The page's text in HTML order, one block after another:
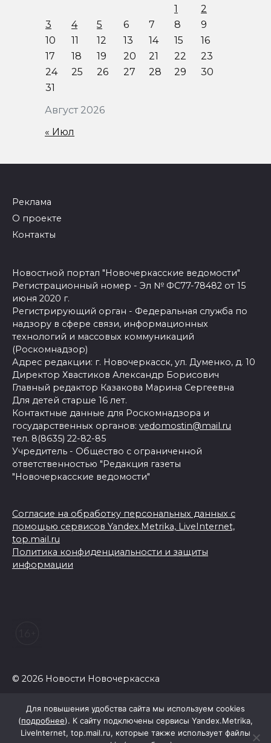
Август 2026
1
2
3
4 5 6 7 8
9
10
11 12 13 14 15
16
17
18 19 20 21 22
23
24
25 26 27 28 29
30
31
« Июл
Реклама
О проекте
Контакты
Новостной портал "Новочеркасские ведомости"
Регистрационный номер - Эл № ФС77-78482 от 15
июня 2020 г.
Регистрирующий орган - Федеральная служба по
надзору в сфере связи, информационных
технологий и массовых коммуникаций
(Роскомнадзор)
Адрес редакции: г. Новочеркасск, ул. Думенко, д. 10
Директор Хвастиков Александр Борисович
Главный редактор Казакова Марина Сергеевна
Для детей старше 16 лет.
Контактные данные для Роскомнадзора и
государственных органов: vedomostin@mail.ru
тел. 8(8635) 22-82-85
Учредитель - Общество с ограниченной
ответственностью "Редакция газеты
"Новочеркасские ведомости"
Согласие на обработку персональных данных с
помощью сервисов Yandex.Metrika, LiveInternet,
top.mail.ru
Политика конфиденциальности и защиты
информации
© 2026 Новости Новочеркасска
Для повышения удобства сайта мы используем cookies
(подробнее). К сайту подключены сервисы Yandex.Metrika,
LiveInternet, top.mail.ru, которые также использует файлы